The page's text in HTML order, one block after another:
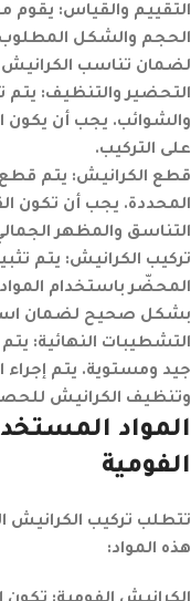
التقييم والقياس: يقوم
الحجم والشكل المطلوب
لضمان تناسب
التحضير والتنظيف: يتم
والشوائب. يجب أن يكون
على التركيب.
قطع الكرانيش: يتم قطع
المحددة. يجب أن تكون
التناسق والمظهر
تركيب الكرانيش: يتم
المحضّر باستخدام
بشكل صحيح لضمان
التشطيبات النهائية:
جيد ومستوية. يتم إجراء
وتنظيف الكرانيش
المواد
الفومية
تتطلب تركيب الكرانيش
هذه المواد: